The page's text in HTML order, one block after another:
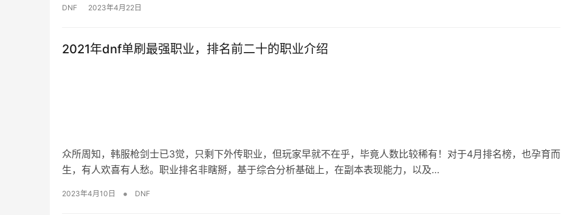
DNF 2023年4月22日
2021年dnf单刷最强职业，排名前二十的职业介绍
众所周知，韩服枪剑士已3觉，只剩下外传职业，但玩家早就不在乎，毕竟人数比较稀有！对于4月排名榜，也孕育而
生，有人欢喜有人愁。职业排名非瞎掰，基于综合分析基础上，在副本表现能力，以及…
2023年4月10日 • DNF